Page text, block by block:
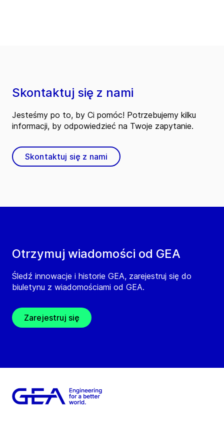
Otrzymuj wiadomości od GEA
Śledź innowacje i historie GEA, zarejestruj się do
biuletynu z wiadomościami od GEA.
Zarejestruj się
Skontaktuj się z nami
Jesteśmy po to, by Ci pomóc! Potrzebujemy kilku
informacji, by odpowiedzieć na Twoje zapytanie.
Skontaktuj się z nami